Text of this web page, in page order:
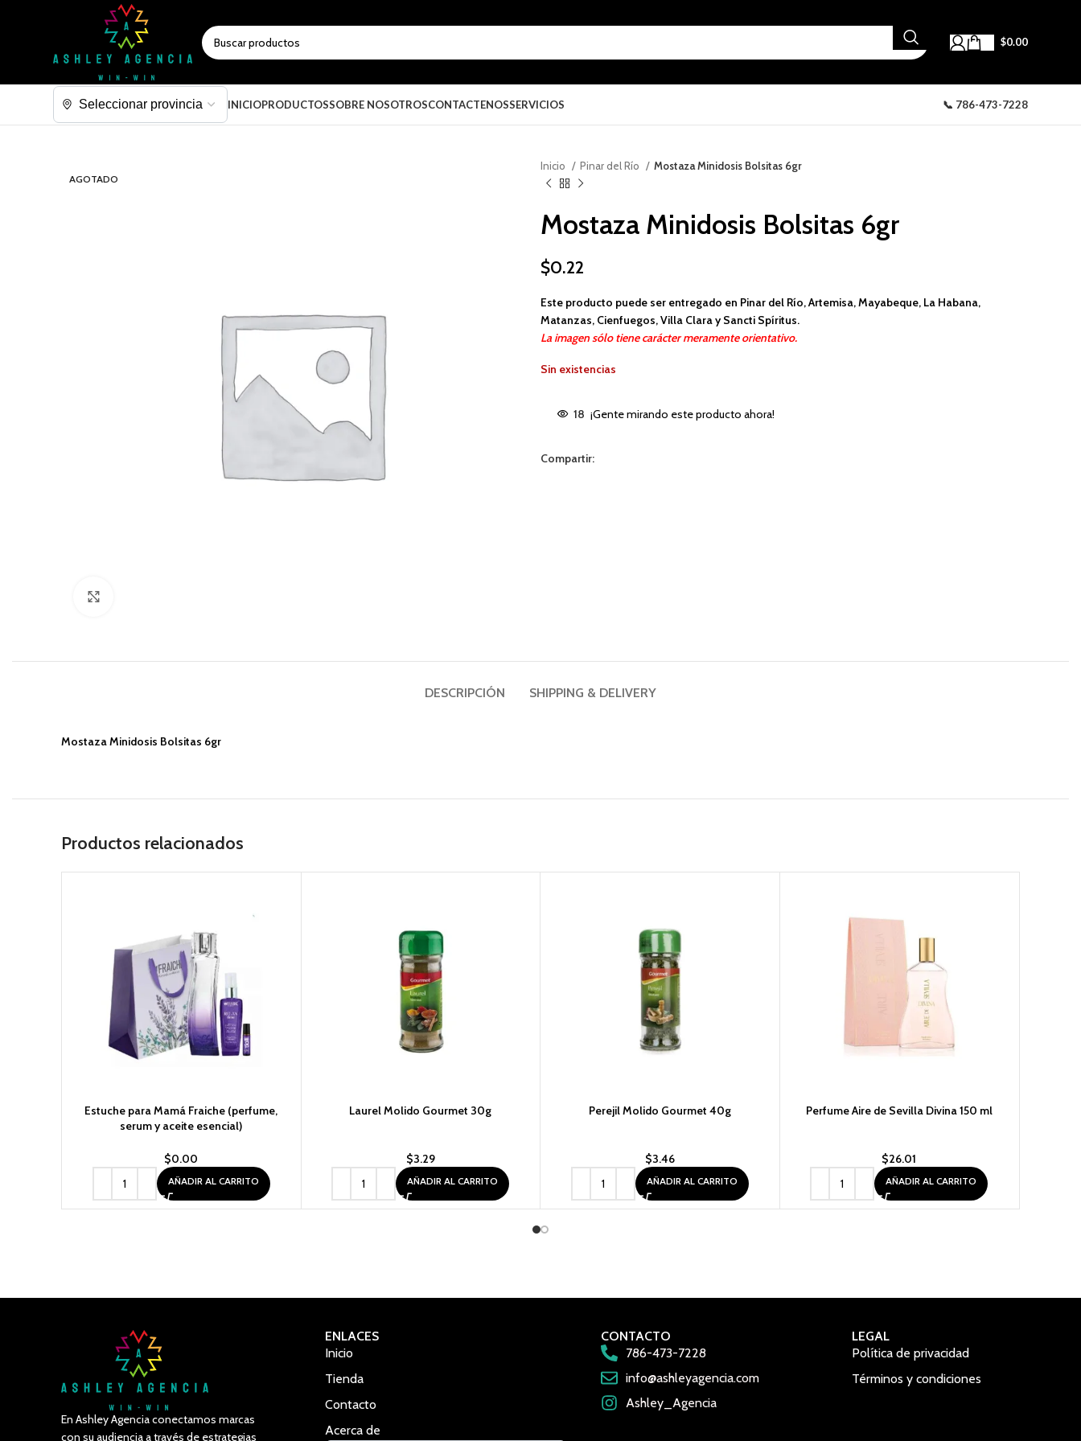
$0.00
INICIOPRODUCTOSSOBRE NOSOTROSCONTACTENOSSERVICIOS 📞 786-473-7228
AGOTADO
Inicio Pinar del Río Mostaza Minidosis Bolsitas 6gr
Mostaza Minidosis Bolsitas 6gr
$0.22
Este producto puede ser entregado en Pinar del Río, Artemisa, Mayabeque, La Habana,
Matanzas, Cienfuegos, Villa Clara y Sancti Spíritus.
La imagen sólo tiene carácter meramente orientativo.
Sin existencias
18 ¡Gente mirando este producto ahora!
Compartir:
DESCRIPCIÓN SHIPPING & DELIVERY
Mostaza Minidosis Bolsitas 6gr
Productos relacionados
Estuche para Mamá Fraiche (perfume,
serum y aceite esencial)
$0.00
AÑADIR AL CARRITO
Laurel Molido Gourmet 30g
$3.29
AÑADIR AL CARRITO
Perejil Molido Gourmet 40g
$3.46
AÑADIR AL CARRITO
Perfume Aire de Sevilla Divina 150 ml
$26.01
AÑADIR AL CARRITO
En Ashley Agencia conectamos marcas
con su audiencia a través de estrategias
ENLACES
Inicio
Tienda
Contacto
Acerca de
CONTACTO
786-473-7228
info@ashleyagencia.com
Ashley_Agencia
LEGAL
Política de privacidad
Términos y condiciones